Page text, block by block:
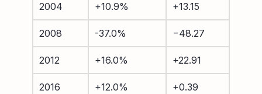
2004 +10.9% +13.15
2008 -37.0% −48.27
2012 +16.0% +22.91
2016 +12.0% +0.39